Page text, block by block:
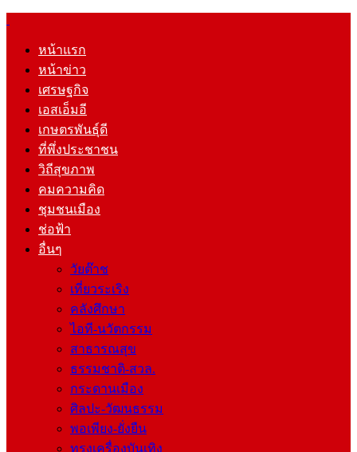
หน้าแรก
หน้าข่าว
เศรษฐกิจ
เอสเอ็มอี
เกษตรพันธุ์ดี
ที่พึ่งประชาชน
วิถีสุขภาพ
คมความคิด
ชุมชนเมือง
ช่อฟ้า
อื่นๆ
วัยต๊าช
เที่ยวระเริง
คลังศึกษา
ไอที-นวัตกรรม
สาธารณสุข
ธรรมชาติ-สวล.
กระดานเมือง
ศิลปะ-วัฒนธรรม
พอเพียง-ยั่งยืน
ทรงเครื่องบันเทิง